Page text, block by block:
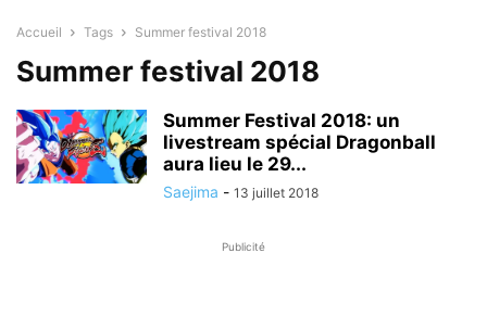
Accueil Tags Summer festival 2018
Summer festival 2018
Summer Festival 2018: un
livestream spécial Dragonball
aura lieu le 29...
Saejima - 13 juillet 2018
Publicité